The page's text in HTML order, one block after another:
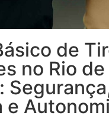
de
no Rio de
e